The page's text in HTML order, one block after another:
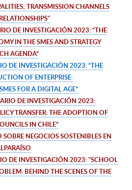
TRANSMISSION CHANNELS
DE INVESTIGACIÓN 2023: “THE
IN THE SMES AND STRATEGY
AGENDA”
DE INVESTIGACIÓN 2023: “THE
OF ENTERPRISE:
FOR A DIGITAL AGE”
DE INVESTIGACIÓN 2023:
TRANSFER: THE ADOPTION OF
IN CHILE”
NEGOCIOS SOSTENIBLES EN
DE INVESTIGACIÓN 2023: "SCHOOL
BEHIND THE SCENES OF THE